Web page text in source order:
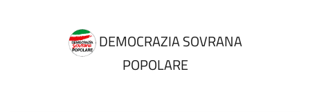
DEMOCRAZIA SOVRANA
POPOLARE